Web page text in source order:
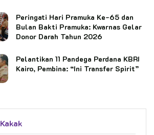
Peringati Hari Pramuka Ke-65 dan
Bulan Bakti Pramuka: Kwarnas Gelar
Donor Darah Tahun 2026
Pelantikan 11 Pandega Perdana KBRI
Kairo, Pembina: “Ini Transfer Spirit”
Kakak